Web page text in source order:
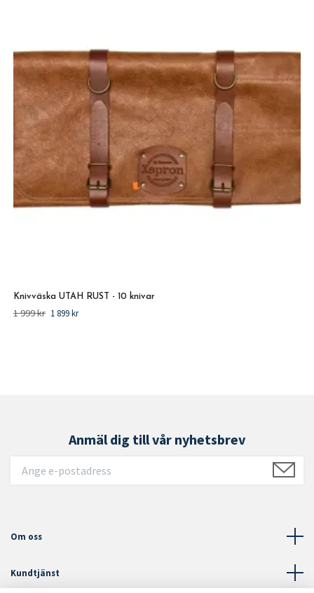
Knivväska UTAH RUST - 10 knivar
1 999 kr 1 899 kr
Anmäl dig till vår nyhetsbrev
Om oss
Kundtjänst